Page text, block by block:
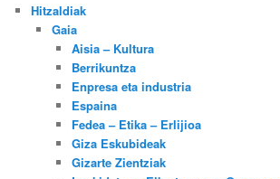
Hitzaldiak
Gaia
Aisia – Kultura
Berrikuntza
Enpresa eta industria
Espaina
Fedea – Etika – Erlijioa
Giza Eskubideak
Gizarte Zientziak